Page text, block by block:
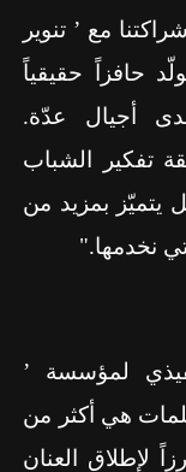
مع ’ تنوير
حافزاً حقيقياً
أجيال عدّة.
تفكير الشباب
يتميّز بمزيد من
نخدمها."
لمؤسسة ’
هي أكثر من
لإطلاق العنان